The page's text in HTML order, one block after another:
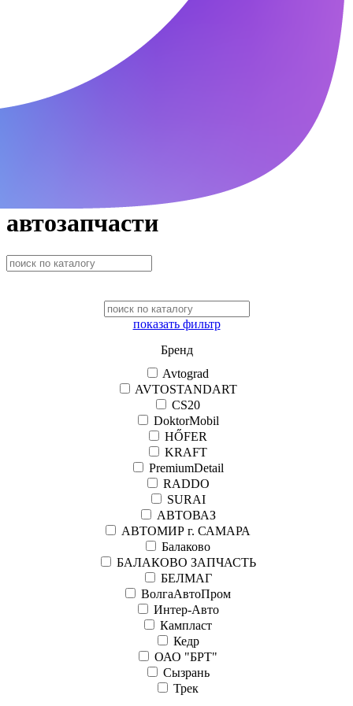
автозапчасти
показать фильтр
Бренд
Avtograd
AVTOSTANDART
CS20
DoktorMobil
HŐFER
KRAFT
PremiumDetail
RADDO
SURAI
АВТОВАЗ
АВТОМИР г. САМАРА
Балаково
БАЛАКОВО ЗАПЧАСТЬ
БЕЛМАГ
ВолгаАвтоПром
Интер-Авто
Кампласт
Кедр
ОАО "БРТ"
Сызрань
Трек